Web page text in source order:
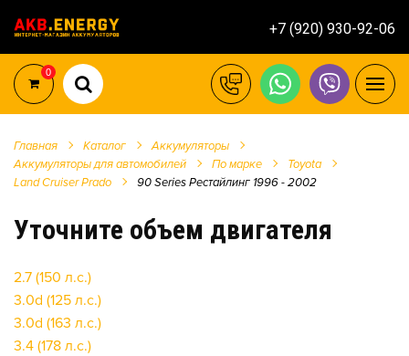
+7 (920) 930-92-06
0
Главная Каталог
Аккумуляторы
Аккумуляторы для автомобилей
По марке
Toyota
Land Cruiser Prado
90 Series Рестайлинг 1996 - 2002
Уточните объем двигателя
2.7 (150 л.с.)
3.0d (125 л.с.)
3.0d (163 л.с.)
3.4 (178 л.с.)